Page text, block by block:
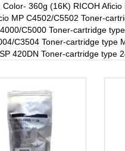
360g (16K) RICOH
MP C4502/C5502 Toner-
C5000 Toner-cartridge
C3504 Toner-cartridge
420DN Toner-cartridge type